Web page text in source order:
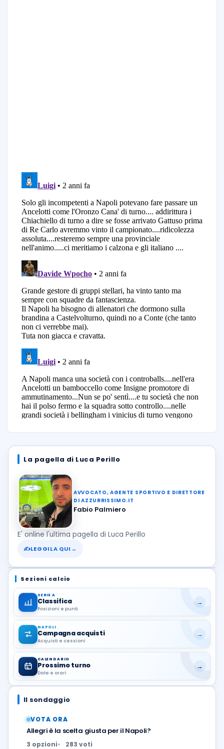
La pagella di Luca Perillo
AVVOCATO, AGENTE SPORTIVO E DIRETTORE
DI AZZURRISSIMO.IT
Fabio Palmiero
E' online l'ultima pagella di Luca Perillo
✍LEGGILA QUI →
Sezioni calcio
SERIE A
Classifica
Posizioni e punti
→
NAPOLI
Campagna acquisti
Acquisti e cessioni
→
CALENDARIO
Prossimo turno
Date e orari
→
Il sondaggio
VOTA ORA
Allegri è la scelta giusta per il Napoli?
3 opzioni 283 voti